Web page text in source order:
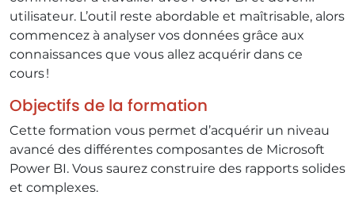
utilisateur. L’outil reste abordable et maîtrisable, alors
commencez à analyser vos données grâce aux
connaissances que vous allez acquérir dans ce
cours !
Objectifs de la formation
Cette formation vous permet d’acquérir un niveau
avancé des différentes composantes de Microsoft
Power BI. Vous saurez construire des rapports solides
et complexes.